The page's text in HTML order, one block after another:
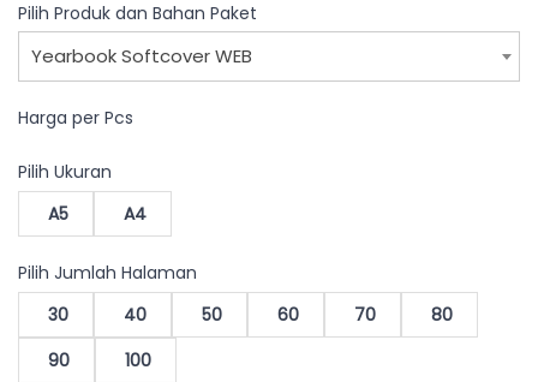
Pilih Produk dan Bahan Paket
Yearbook Softcover WEB
Harga per Pcs
Pilih Ukuran
A5
A4
Pilih Jumlah Halaman
30
40 50 60 70
80
90
100